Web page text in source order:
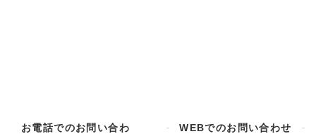
お電話でのお問い合わ
WEBでのお問い合わせ